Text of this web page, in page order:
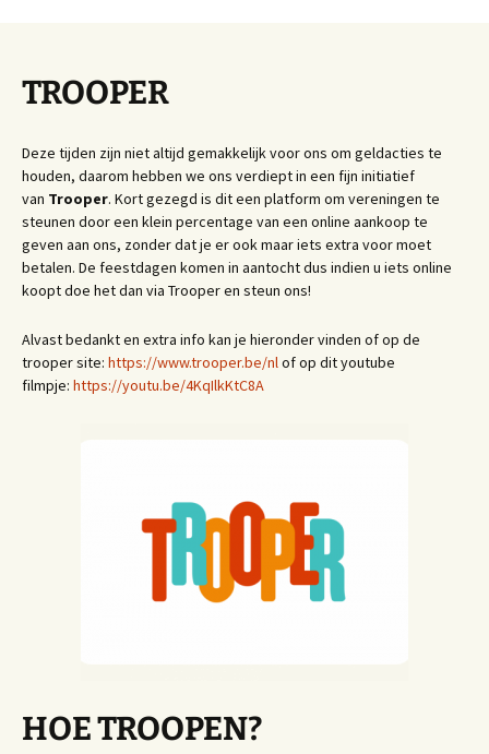
TROOPER
Deze tijden zijn niet altijd gemakkelijk voor ons om geldacties te
houden, daarom hebben we ons verdiept in een fijn initiatief
van Trooper. Kort gezegd is dit een platform om vereningen te
steunen door een klein percentage van een online aankoop te
geven aan ons, zonder dat je er ook maar iets extra voor moet
betalen. De feestdagen komen in aantocht dus indien u iets online
koopt doe het dan via Trooper en steun ons!
Alvast bedankt en extra info kan je hieronder vinden of op de
trooper site: https://www.trooper.be/nlof op dit youtube
filmpje: https://youtu.be/4KqIlkKtC8A
HOE TROOPEN?